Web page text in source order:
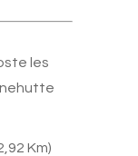
les
Km)